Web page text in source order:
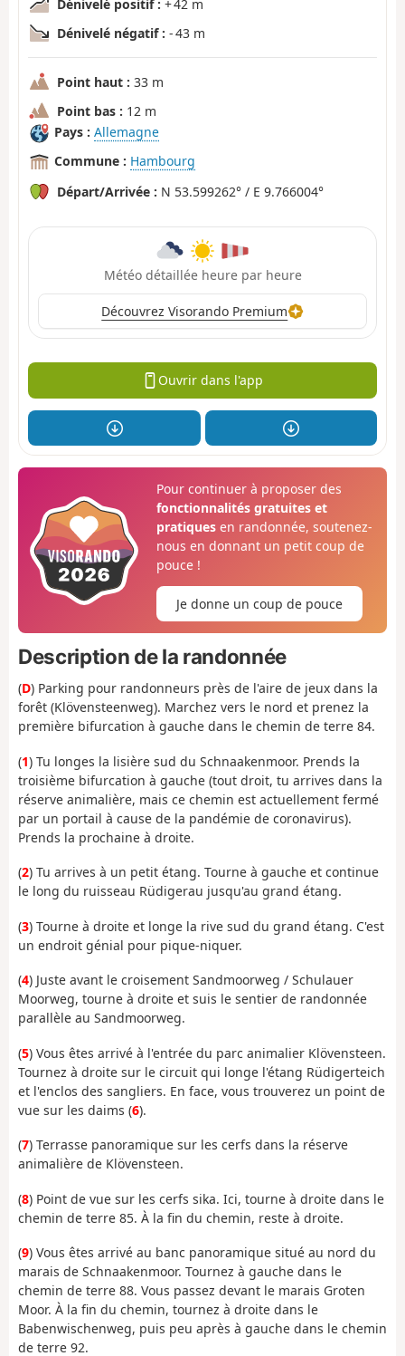
Dénivelé positif : + 42 m
Dénivelé négatif : - 43 m
Point haut : 33 m
Point bas : 12 m
Pays : Allemagne
Commune : Hambourg
Départ/Arrivée : N 53.599262° / E 9.766004°
Météo détaillée heure par heure
Découvrez Visorando Premium
Ouvrir dans l'app
Pour continuer à proposer des
fonctionnalités gratuites et
pratiquesen randonnée, soutenez-
nous en donnant un petit coup de
pouce !
Je donne un coup de pouce
Description de la randonnée
(D) Parking pour randonneurs près de l'aire de jeux dans la
forêt (Klövensteenweg). Marchez vers le nord et prenez la
première bifurcation à gauche dans le chemin de terre 84.
(1) Tu longes la lisière sud du Schnaakenmoor. Prends la
troisième bifurcation à gauche (tout droit, tu arrives dans la
réserve animalière, mais ce chemin est actuellement fermé
par un portail à cause de la pandémie de coronavirus).
Prends la prochaine à droite.
(2) Tu arrives à un petit étang. Tourne à gauche et continue
le long du ruisseau Rüdigerau jusqu'au grand étang.
(3) Tourne à droite et longe la rive sud du grand étang. C'est
un endroit génial pour pique-niquer.
(4) Juste avant le croisement Sandmoorweg / Schulauer
Moorweg, tourne à droite et suis le sentier de randonnée
parallèle au Sandmoorweg.
(5) Vous êtes arrivé à l'entrée du parc animalier Klövensteen.
Tournez à droite sur le circuit qui longe l'étang Rüdigerteich
et l'enclos des sangliers. En face, vous trouverez un point de
vue sur les daims (6).
(7) Terrasse panoramique sur les cerfs dans la réserve
animalière de Klövensteen.
(8) Point de vue sur les cerfs sika. Ici, tourne à droite dans le
chemin de terre 85. À la fin du chemin, reste à droite.
(9) Vous êtes arrivé au banc panoramique situé au nord du
marais de Schnaakenmoor. Tournez à gauche dans le
chemin de terre 88. Vous passez devant le marais Groten
Moor. À la fin du chemin, tournez à droite dans le
Babenwischenweg, puis peu après à gauche dans le chemin
de terre 92.